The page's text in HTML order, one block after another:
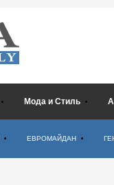
Мода и Стиль
ЕВРОМАЙДАН